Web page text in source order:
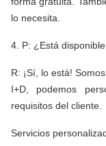
lo necesita.
4. P: ¿Está
R: ¡Sí, lo está!
I+D, podemos
requisitos del cliente.
Servicios